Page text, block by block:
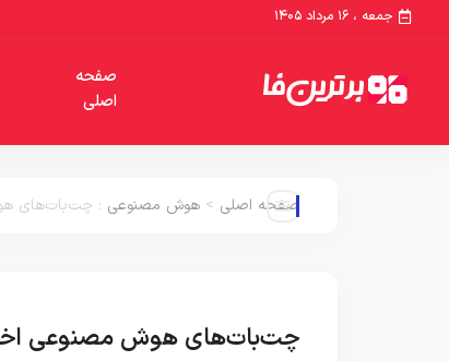
جمعه ، ۱۶ مرداد ۱۴۰۵
صفحه
اصلی
صفحه اصلی > هوش مصنوعی : چت‌بات‌های
چت‌بات‌های هوش مصنوعی